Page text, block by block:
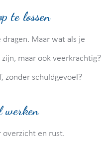
te lossen
Maar wat als je
maar ook veerkrachtig?
zonder schuldgevoel?
werken
overzicht en rust.